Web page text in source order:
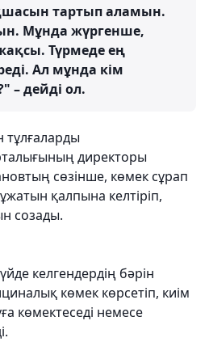
тартып аламын.
Мұнда жүргенше,
Түрмеде ең
Ал мұнда кім
– дейді ол.
тұлғаларды
директоры
сөзінше, көмек сұрап
қалпына келтіріп,
созады.
келгендердің бәрін
көмек көрсетіп, киім
көмектеседі немесе